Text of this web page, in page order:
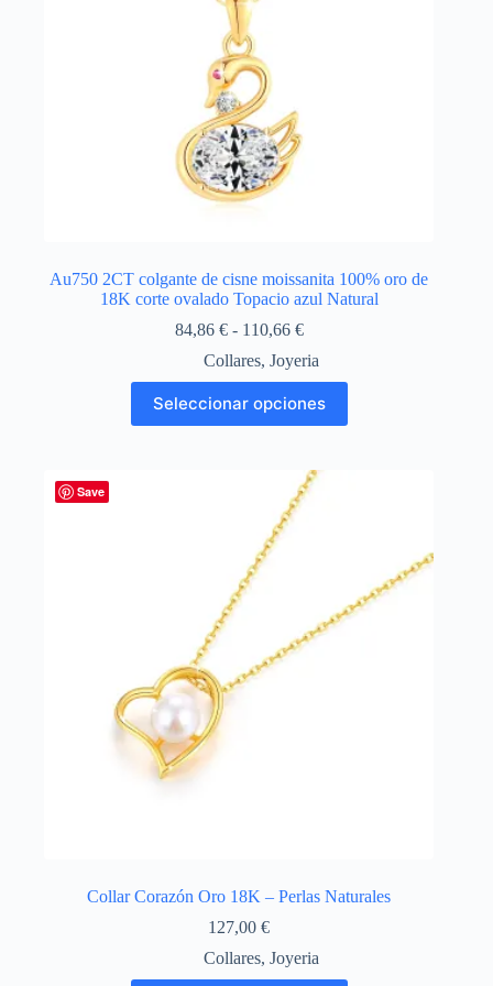
página
de
producto
Au750 2CT colgante de cisne moissanita 100% oro de
18K corte ovalado Topacio azul Natural
84,86 € - 110,66 €Rango
precios:
desde
84,86 €
hasta
Collares, Joyeria
Seleccionar opciones
producto
tiene
opciones
pueden
elegir
en
la
producto
Save
Collar Corazón Oro 18K – Perlas Naturales
127,00€
Collares, Joyeria